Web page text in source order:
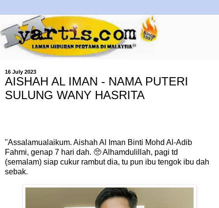
16 July 2023
AISHAH AL IMAN - NAMA PUTERI
SULUNG WANY HASRITA
"Assalamualaikum. Aishah Al Iman Binti Mohd Al-Adib
Fahmi, genap 7 hari dah. 🥺 Alhamdulillah, pagi td
(semalam) siap cukur rambut dia, tu pun ibu tengok ibu dah
sebak.